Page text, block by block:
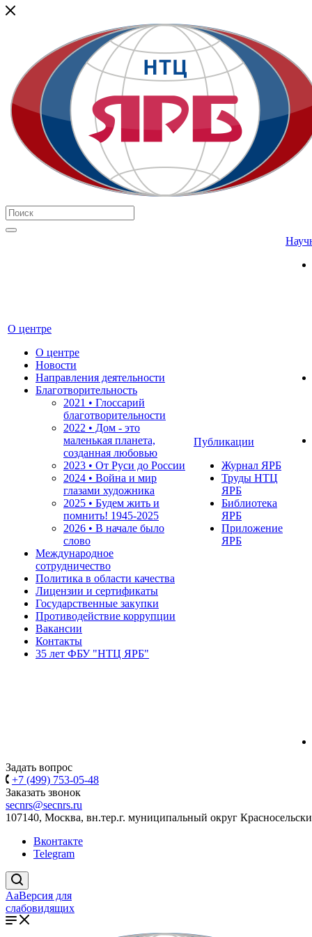
О центре
О центре
Новости
Направления деятельности
Благотворительность
2021 • Глоссарий
благотворительности
2022 • Дом - это
маленькая планета,
созданная любовью
2023 • От Руси до России
2024 • Война и мир
глазами художника
2025 • Будем жить и
помнить! 1945-2025
2026 • В начале было
слово
Международное
сотрудничество
Политика в области качества
Лицензии и сертификаты
Государственные закупки
Противодействие коррупции
Вакансии
Контакты
35 лет ФБУ "НТЦ ЯРБ"
Публикации
Журнал ЯРБ
Труды НТЦ
ЯРБ
Библиотека
ЯРБ
Приложение
ЯРБ
Задать вопрос
+7 (499) 753-05-48
Заказать звонок
secnrs@secnrs.ru
107140, Москва, вн.тер.г. муниципальный округ
Вконтакте
Telegram
AaВерсия для
слабовидящих